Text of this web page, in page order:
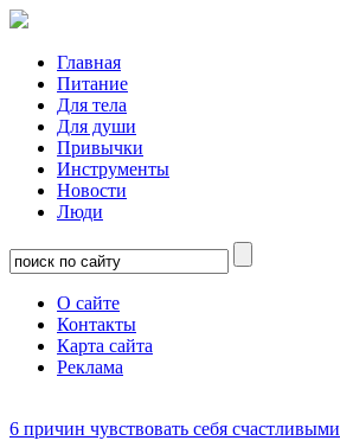
Главная
Питание
Для тела
Для души
Привычки
Инструменты
Новости
Люди
О сайте
Контакты
Карта сайта
Реклама
6 причин чувствовать себя счастливыми